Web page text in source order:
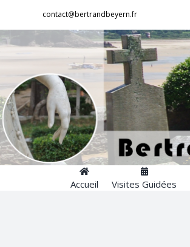
contenu
contact@bertrandbeyern.fr
Accueil Visites Guidées